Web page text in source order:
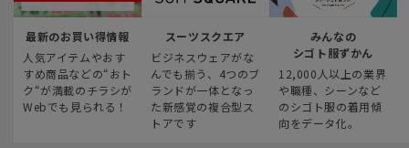
最新のお買い得情報
人気アイテムやおす
すめ商品などの“おト
ク“が満載のチラシが
Webでも見られる！
スーツスクエア
ビジネスウェアがな
んでも揃う、4つのブ
ランドが一体となっ
た新感覚の複合型ス
トアです
みんなの
シゴト服ずかん
12,000人以上の業界
や職種、シーンなど
のシゴト服の着用傾
向をデータ化。